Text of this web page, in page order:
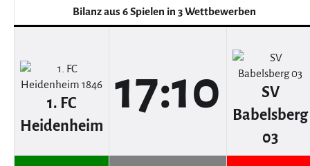
Bilanz aus 6 Spielen in 3 Wettbewerben
1. FC
Heidenheim
17:10
SV
Babelsberg
03